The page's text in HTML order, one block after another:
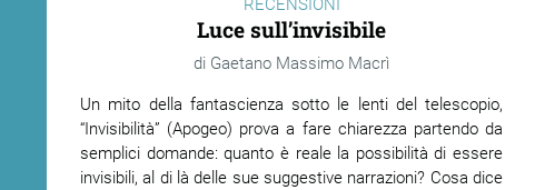
RECENSIONI
Luce sull’invisibile
Gaetano Massimo Macrì
Un mito della fantascienza sotto le lenti del telescopio,
“Invisibilità” (Apogeo) prova a fare chiarezza partendo da
semplici domande: quanto è reale la possibilità di essere
invisibili, al di là delle sue suggestive narrazioni? Cosa dice